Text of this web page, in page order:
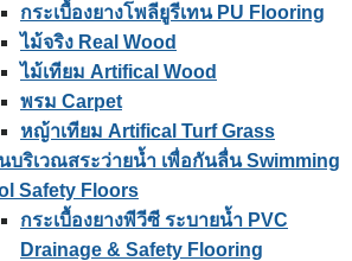
กระเบื้องยางโพลียูรีเทน PU Flooring
ไม้จริง Real Wood
ไม้เทียม Artifical Wood
พรม Carpet
หญ้าเทียม Artifical Turf Grass
บริเวณสระว่ายน้ำ เพื่อกันลื่น Swimming
Safety Floors
กระเบื้องยางพีวีซี ระบายน้ำ PVC
Drainage & Safety Flooring